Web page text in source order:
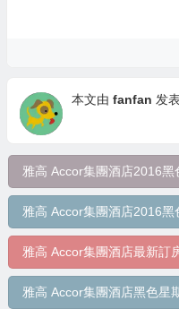
本文由 fanfan 发
雅高 Accor集團酒店2016
雅高 Accor集團酒店2016
雅高 Accor集團酒店最新訂
雅高 Accor集團酒店黑色星